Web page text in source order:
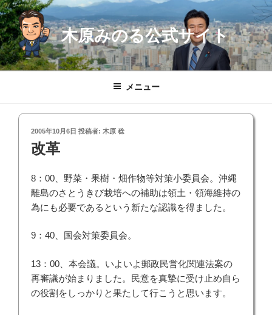
コ
ン
テ
ン
ツ
木原みのる公式サイト
メニュー
投
稿
日:
2005年10月6日 投稿者: 木原 稔
改革
8：00、野菜・果樹・畑作物等対策小委員会。沖縄
離島のさとうきび栽培への補助は領土・領海維持の
為にも必要であるという新たな認識を得ました。
9：40、国会対策委員会。
13：00、本会議。いよいよ郵政民営化関連法案の
再審議が始まりました。民意を真摯に受け止め自ら
の役割をしっかりと果たして行こうと思います。